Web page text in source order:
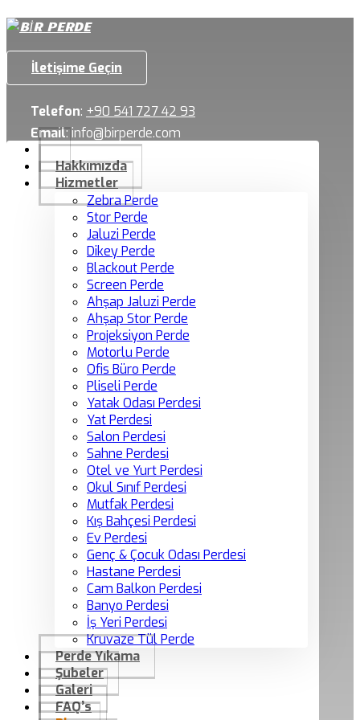
İletişime Geçin
Telefon: +90 541 727 42 93
Email:info@birperde.com
Hakkımızda
Hizmetler
Zebra Perde
Stor Perde
Jaluzi Perde
Dikey Perde
Blackout Perde
Screen Perde
Ahşap Jaluzi Perde
Ahşap Stor Perde
Projeksiyon Perde
Motorlu Perde
Ofis Büro Perde
Pliseli Perde
Yatak Odası Perdesi
Yat Perdesi
Salon Perdesi
Sahne Perdesi
Otel ve Yurt Perdesi
Okul Sınıf Perdesi
Mutfak Perdesi
Kış Bahçesi Perdesi
Ev Perdesi
Genç & Çocuk Odası Perdesi
Hastane Perdesi
Cam Balkon Perdesi
Banyo Perdesi
İş Yeri Perdesi
Kruvaze Tül Perde
Perde Yıkama
Şubeler
Galeri
FAQ’s